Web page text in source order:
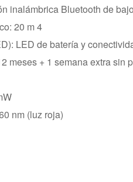
inalámbrica Bluetooth de
20 m 4
LED de batería y
meses + 1 semana extra sin
nm (luz roja)